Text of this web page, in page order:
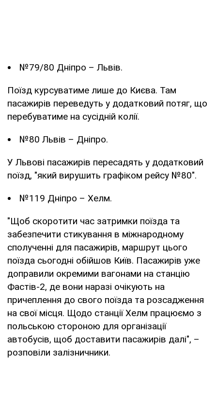
№79/80 Дніпро – Львів.
Поїзд курсуватиме лише до Києва. Там
пасажирів переведуть у додатковий потяг, що
перебуватиме на сусідній колії.
№80 Львів – Дніпро.
У Львові пасажирів пересадять у додатковий
поїзд, "який вирушить графіком рейсу №80".
№119 Дніпро – Хелм.
"Щоб скоротити час затримки поїзда та
забезпечити стикування в міжнародному
сполученні для пасажирів, маршрут цього
поїзда сьогодні обійшов Київ. Пасажирів уже
доправили окремими вагонами на станцію
Фастів-2, де вони наразі очікують на
причеплення до свого поїзда та розсадження
на свої місця. Щодо станції Хелм працюємо з
польською стороною для організації
автобусів, щоб доставити пасажирів далі", –
розповіли залізничники.